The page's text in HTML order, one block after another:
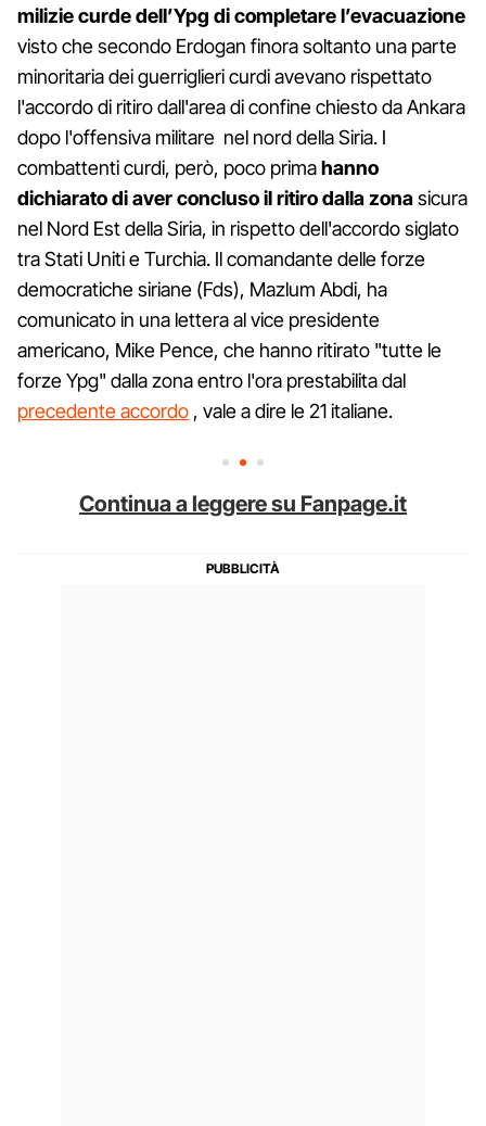
milizie curde dell’Ypg di completare l’evacuazione
visto che secondo Erdogan finora soltanto una parte
minoritaria dei guerriglieri curdi avevano rispettato
l'accordo di ritiro dall'area di confine chiesto da Ankara
dopo l'offensiva militare nel nord della Siria. I
combattenti curdi, però, poco primahanno
dichiarato di aver concluso il ritiro dalla zonasicura
nel Nord Est della Siria, in rispetto dell'accordo siglato
tra Stati Uniti e Turchia. Il comandante delle forze
democratiche siriane (Fds), Mazlum Abdi, ha
comunicato in una lettera al vice presidente
americano, Mike Pence, che hanno ritirato "tutte le
forze Ypg" dalla zona entro l'ora prestabilita dal
precedente accordo , vale a dire le 21 italiane.
Continua a leggere su Fanpage.it